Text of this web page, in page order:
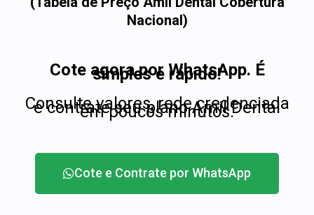
Nacional)
Cote agora por WhatsApp. É
simples e rápido!
Consulte valores, rede credenciada
e contrate seu plano Amil Dental
em poucos minutos.
Cote e Contrate por WhatsApp